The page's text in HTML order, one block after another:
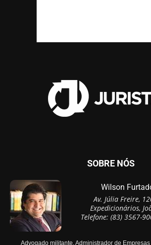
SOBRE NÓS
Wilson
Av. Júlia Freire,
Expedicionários,
Telefone: (83) 3567-
Advogado militante, Administrador de